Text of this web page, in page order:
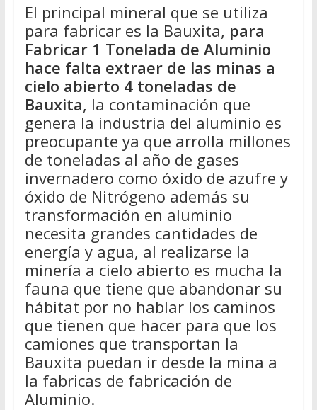
El principal mineral que se utiliza
para fabricar es la Bauxita, para
Fabricar 1 Tonelada de Aluminio
hace falta extraer de las minas a
cielo abierto 4 toneladas de
Bauxita, la contaminación que
genera la industria del aluminio es
preocupante ya que arrolla millones
de toneladas al año de gases
invernadero como óxido de azufre y
óxido de Nitrógeno además su
transformación en aluminio
necesita grandes cantidades de
energía y agua, al realizarse la
minería a cielo abierto es mucha la
fauna que tiene que abandonar su
hábitat por no hablar los caminos
que tienen que hacer para que los
camiones que transportan la
Bauxita puedan ir desde la mina a
la fabricas de fabricación de
Aluminio.